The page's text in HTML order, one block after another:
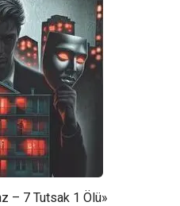
– 7 Tutsak 1 Ölü»